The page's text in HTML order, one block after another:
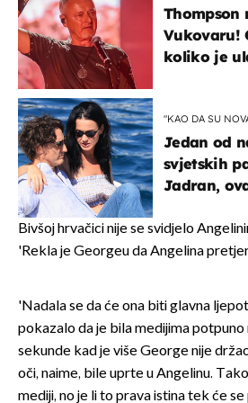
Thompson
Vukovaru!
koliko je
"KAO DA SU
Jedan od
svjetskih
Jadran,
Bivšoj hrvačici nije se svidjelo
'Rekla je Georgeu da Angelina
'Nadala se da će ona biti glavna
pokazalo da je bila medijima potpuno
sekunde kad je više George nije
oči, naime, bile uprte u Angelinu.
mediji, no je li to prava istina tek će